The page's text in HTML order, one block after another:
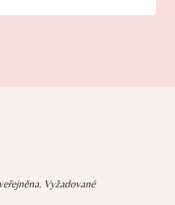
Vyžadované